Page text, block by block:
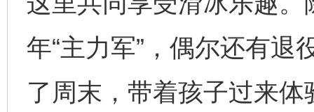
年“主力军”，偶尔还有退
了周末，带着孩子过来